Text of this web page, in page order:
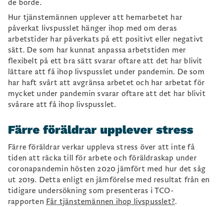
de borde.
Hur tjänstemännen upplever att hemarbetet har
påverkat livspusslet hänger ihop med om deras
arbetstider har påverkats på ett positivt eller negativt
sätt. De som har kunnat anpassa arbetstiden mer
flexibelt på ett bra sätt svarar oftare att det har blivit
lättare att få ihop livspusslet under pandemin. De som
har haft svårt att avgränsa arbetet och har arbetat för
mycket under pandemin svarar oftare att det har blivit
svårare att få ihop livspusslet.
Färre föräldrar upplever stress
Färre föräldrar verkar uppleva stress över att inte få
tiden att räcka till för arbete och föräldraskap under
coronapandemin hösten 2020 jämfört med hur det såg
ut 2019. Detta enligt en jämförelse med resultat från en
tidigare undersökning som presenteras i TCO-
rapporten Får tjänstemännen ihop livspusslet?.